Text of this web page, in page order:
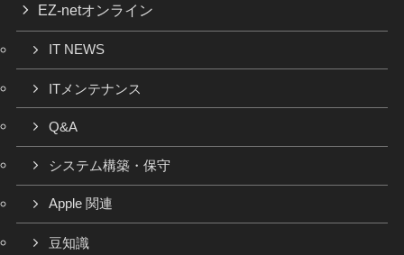
EZ-netオンライン
IT NEWS
ITメンテナンス
Q&A
システム構築・保守
Apple 関連
豆知識